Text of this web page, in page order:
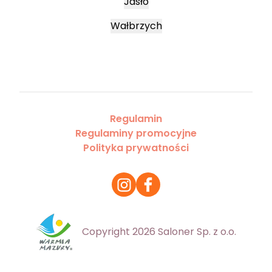
Wałbrzych
Regulamin
Regulaminy promocyjne
Polityka prywatności
Copyright 2026 Saloner Sp. z o.o.